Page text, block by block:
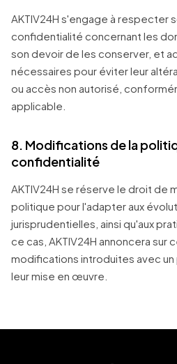
AKTIV24H s'engage à respecter
confidentialité concernant les
son devoir de les conserver, et
nécessaires pour éviter leur
ou accès non autorisé,
applicable.
8. Modifications de la
confidentialité
AKTIV24H se réserve le droit de
politique pour l'adapter aux
jurisprudentielles, ainsi qu'aux
ce cas, AKTIV24H annoncera sur
modifications introduites avec un
leur mise en œuvre.